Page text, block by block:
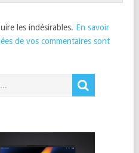
les indésirables. En savoir
de vos commentaires sont